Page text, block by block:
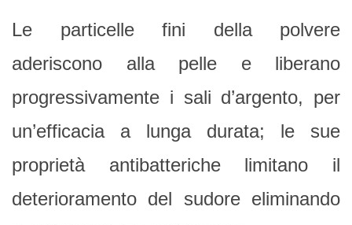
Le particelle fini della polvere
aderiscono alla pelle e liberano
progressivamente i sali d’argento, per
un’efficacia a lunga durata; le sue
proprietà antibatteriche limitano il
deterioramento del sudore eliminando